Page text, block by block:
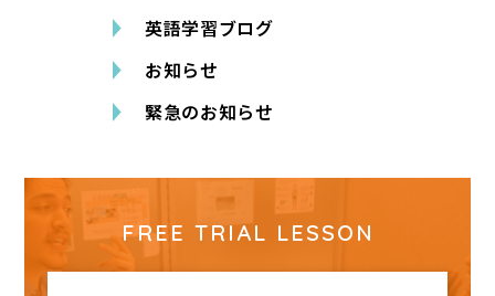
英語学習ブログ
お知らせ
緊急のお知らせ
FREE TRIAL LESSON